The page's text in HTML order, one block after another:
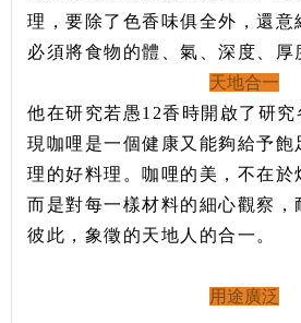
理，要除了色香味俱全外，還意
必須將食物的體、氣、深度、厚
天地合一
他在研究若愚12香時開啟了研究
現咖哩是一個健康又能夠給予飽
理的好料理。咖哩的美，不在於
而是對每一樣材料的細心觀察，
彼此，象徵的天地人的合一。
用途廣泛